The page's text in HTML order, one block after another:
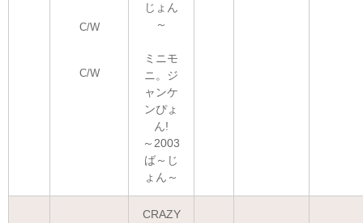
C/W
C/W
じょん
～
ミニモ
ニ。ジ
ャンケ
ンぴょ
ん!
～2003
ば～じ
ょん～
CRAZY